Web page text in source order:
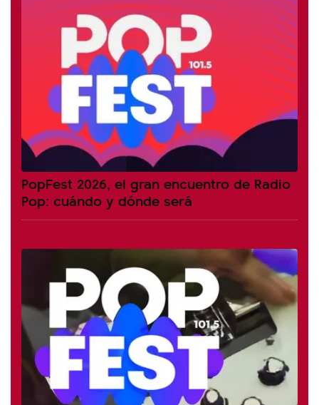
PopFest 2026, el gran encuentro de Radio
Pop: cuándo y dónde será